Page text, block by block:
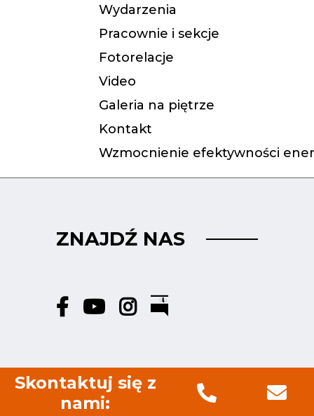
Wydarzenia
Pracownie i sekcje
Fotorelacje
Video
Galeria na piętrze
Kontakt
Wzmocnienie efektywności
ZNAJDŹ NAS
Skontaktuj się z
nami: